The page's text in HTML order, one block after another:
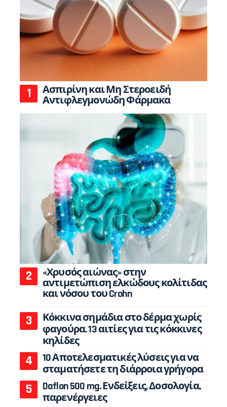
Ασπιρίνη και Μη Στεροειδή
Αντιφλεγμονώδη Φάρμακα
«Χρυσός αιώνας» στην
αντιμετώπιση ελκώδους κολίτιδας
και νόσου του Crohn
Κόκκινα σημάδια στο δέρμα χωρίς
φαγούρα. 13 αιτίες για τις κόκκινες
κηλίδες
10 Αποτελεσματικές λύσεις για να
σταματήσετε τη διάρροια γρήγορα
Daflon 500 mg. Ενδείξεις, Δοσολογία,
παρενέργειες